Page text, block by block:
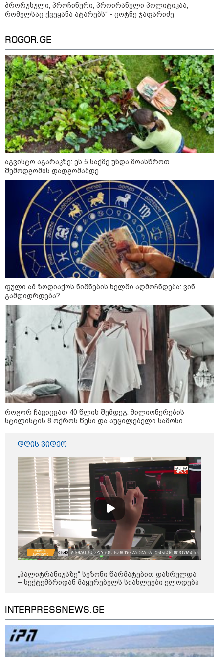
"გიორგი ბარამიძემ რაღაც
არასწორად ჩამოაყალიბა,
მაგრამ ნამდვილად არ
ეკუთვნის წიხლი ივანიშვილის
ღალატზე დაფუძნებული
დიქტატურის მსახურებისგან" -
მიხეილ სააკაშვილი
16:22 / 08-08-2026
"აი, ეს არის სამშობლოს
ღალატი" - როგორ ეხმაურება
ნიკა გვარამია აგვისტოს ომთან
დაკავშირებით ირაკლი
კობახიძის განცხადებას?
კატეგორიის ყველა სიახლე
ოქროს ფასი ბოლო 2 თვის
მაქსიმუმზეა - რა დგას ძვირფასი
ლითონის მკვეთრი გაძვირების
უკან?
უნცია ოქრო დღიურად 101
დოლარით გაძვირდა - რა ღირს
გრამი საქართველოში?
„ტურისტების შემცირების მთავარი
მიზეზი ალბათ, ის პრორუსული,
პროჩინური, პროირანული
პოლიტიკაა, რომელსაც ქვეყანა
ატარებს“ - ცოტნე ჯაფარიძე
12:46 / 07-08-2026
ოკუპირებულ აფხაზეთში საწვავის
პრორუსული, პროჩინური, პროირანული პოლიტიკაა,
რომელსაც ქვეყანა ატარებს“ - ცოტნე ჯაფარიძე
ROGOR.GE
აგვისტო აგარაკზე: ეს 5 საქმე უნდა მოასწროთ
შემოდგომის დადგომამდე
ფული ამ ზოდიაქოს ნიშნების ხელში აღმოჩნდება: ვინ
გამდიდრდება?
როგორ ჩავიცვათ 40 წლის შემდეგ: მილიონერების
სტილისტის 8 ოქროს წესი და აუცილებელი სამოსი
დღის ვიდეო
„პალიტრანიუსზე“ სეზონი წარმატებით დასრულდა
– სექტემბრიდან მაყურებელს სიახლეები ელოდება
INTERPRESSNEWS.GE